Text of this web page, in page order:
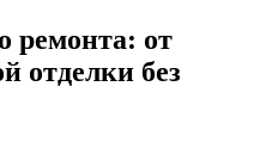
ремонта: от
отделки без